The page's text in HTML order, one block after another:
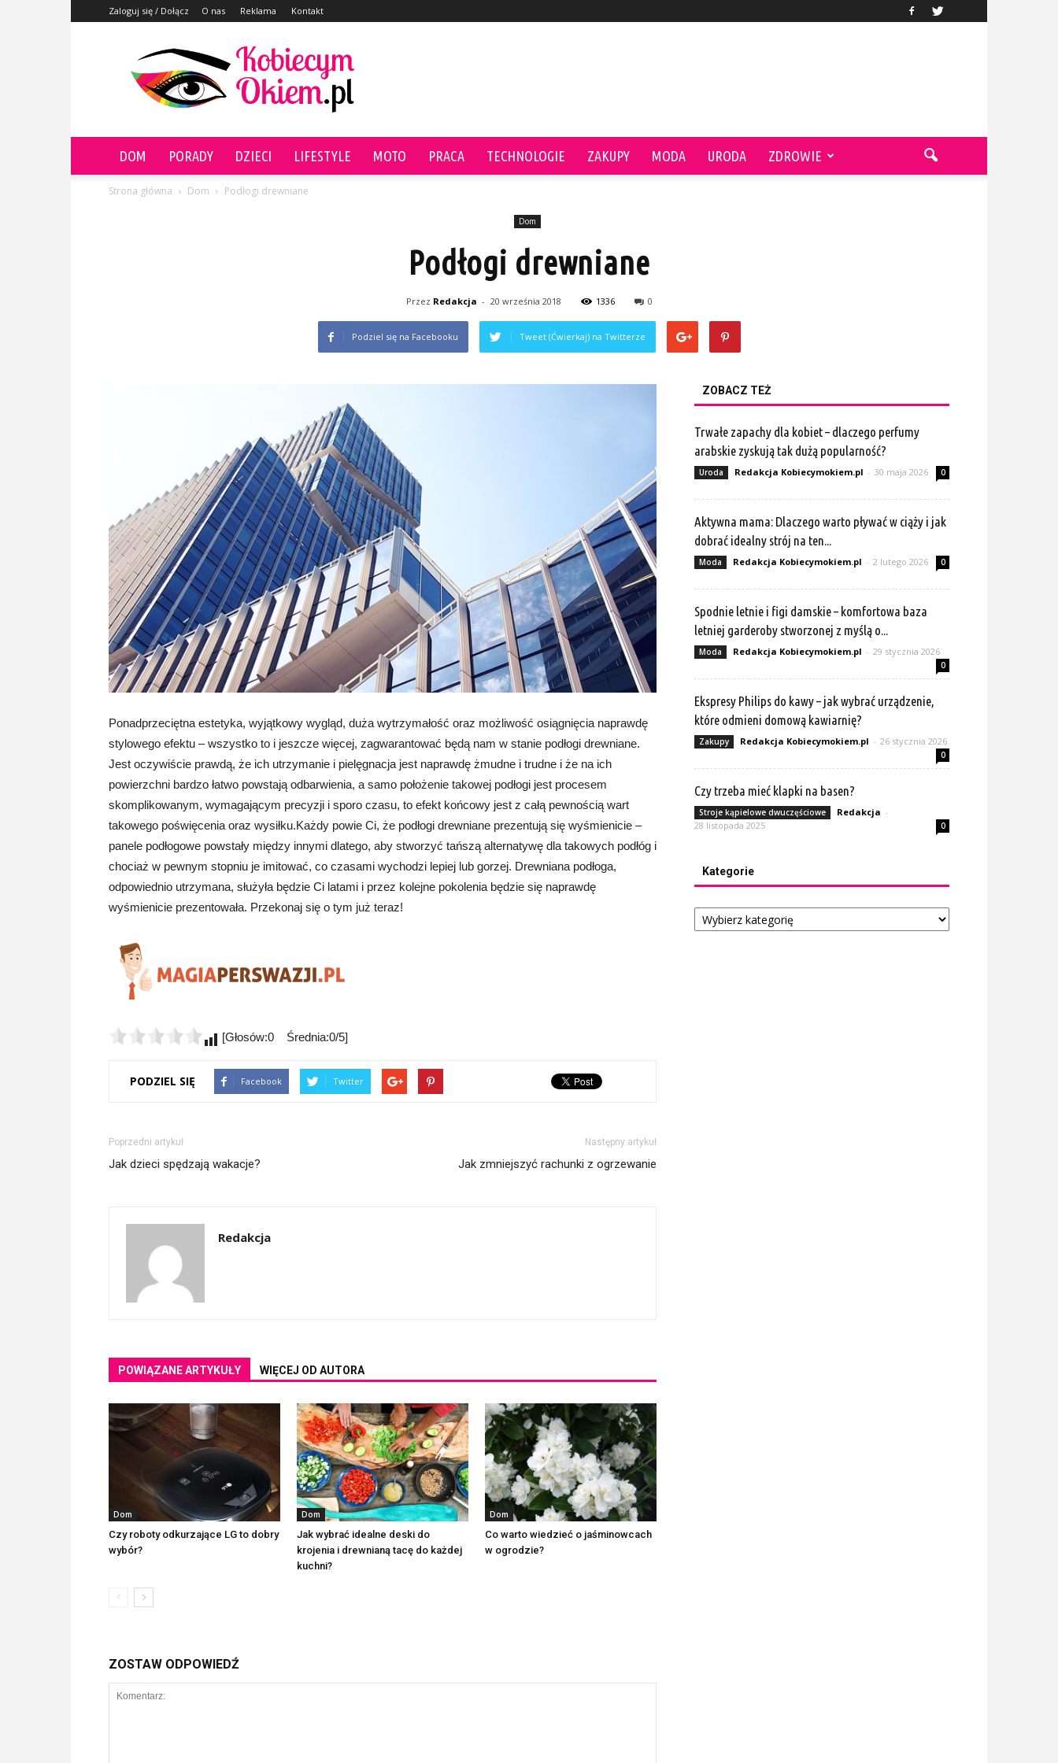
Zaloguj się / Dołącz O nas Reklama Kontakt
KobiecymOkiem.pl
DOM PORADY DZIECI LIFESTYLE MOTO PRACA TECHNOLOGIE ZAKUPY MODA URODA ZDROWIE
Strona główna Dom Podłogi drewniane
Dom
Podłogi drewniane
Przez Redakcja - 20 września 2018 1336 0
Podziel się na Facebooku Tweet (Ćwierkaj) na Twitterze
Ponadprzeciętna estetyka, wyjątkowy wygląd, duża wytrzymałość oraz możliwość osiągnięcia naprawdę
stylowego efektu – wszystko to i jeszcze więcej, zagwarantować będą nam w stanie podłogi drewniane.
Jest oczywiście prawdą, że ich utrzymanie i pielęgnacja jest naprawdę żmudne i trudne i że na ich
powierzchni bardzo łatwo powstają odbarwienia, a samo położenie takowej podłogi jest procesem
skomplikowanym, wymagającym precyzji i sporo czasu, to efekt końcowy jest z całą pewnością wart
takowego poświęcenia oraz wysiłku.Każdy powie Ci, że podłogi drewniane prezentują się wyśmienicie –
panele podłogowe powstały między innymi dlatego, aby stworzyć tańszą alternatywę dla takowych podłóg i
chociaż w pewnym stopniu je imitować, co czasami wychodzi lepiej lub gorzej. Drewniana podłoga,
odpowiednio utrzymana, służyła będzie Ci latami i przez kolejne pokolenia będzie się naprawdę
wyśmienicie prezentowała. Przekonaj się o tym już teraz!
[Głosów:0 Średnia:0/5]
PODZIEL SIĘ Facebook Twitter
Poprzedni artykuł
Jak dzieci spędzają wakacje?
Następny artykuł
Jak zmniejszyć rachunki z ogrzewanie
Redakcja
POWIĄZANE ARTYKUŁY WIĘCEJ OD AUTORA
Dom
Czy roboty odkurzające LG to dobry
wybór?
Dom
Jak wybrać idealne deski do
krojenia i drewnianą tacę do każdej
kuchni?
Dom
Co warto wiedzieć o jaśminowcach
w ogrodzie?
ZOSTAW ODPOWIEDŹ
ZOBACZ TEŻ
Trwałe zapachy dla kobiet – dlaczego perfumy
arabskie zyskują tak dużą popularność?
Uroda Redakcja Kobiecymokiem.pl - 30 maja 2026 0
Aktywna mama: Dlaczego warto pływać w ciąży i jak
dobrać idealny strój na ten...
Moda Redakcja Kobiecymokiem.pl - 2 lutego 2026 0
Spodnie letnie i figi damskie – komfortowa baza
letniej garderoby stworzonej z myślą o...
Moda Redakcja Kobiecymokiem.pl - 29 stycznia 2026
0
Ekspresy Philips do kawy – jak wybrać urządzenie,
które odmieni domową kawiarnię?
Zakupy Redakcja Kobiecymokiem.pl - 26 stycznia 2026
0
Czy trzeba mieć klapki na basen?
Stroje kąpielowe dwuczęściowe Redakcja -
28 listopada 2025
0
Kategorie
Kategorie